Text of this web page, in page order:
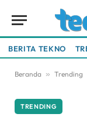
BERITA TEKNO
Beranda » Trending
TRENDING